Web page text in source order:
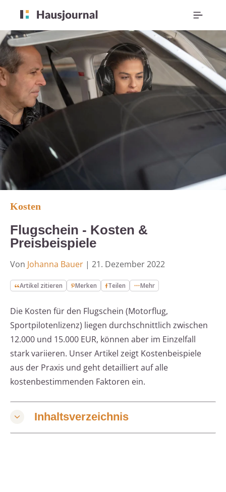
Kosten
Flugschein - Kosten &
Preisbeispiele
Von Johanna Bauer | 21. Dezember 2022
Artikel zitieren Merken Teilen Mehr
Die Kosten für den Flugschein (Motorflug,
Sportpilotenlizenz) liegen durchschnittlich zwischen
12.000 und 15.000 EUR, können aber im Einzelfall
stark variieren. Unser Artikel zeigt Kostenbeispiele
aus der Praxis und geht detailliert auf alle
kostenbestimmenden Faktoren ein.
Inhaltsverzeichnis